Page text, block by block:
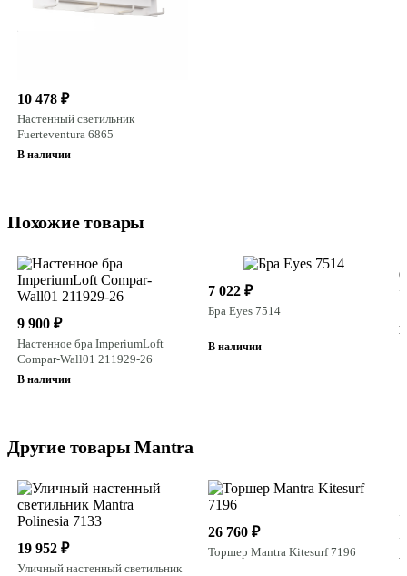
10 478 ₽
Настенный светильник
Fuerteventura 6865
В наличии
Похожие товары
9 900 ₽
Настенное бра ImperiumLoft
Compar-Wall01 211929-26
В наличии
7 022 ₽
Бра Eyes 7514
В наличии
В
Другие товары Mantra
19 952 ₽
Уличный настенный светильник
26 760 ₽
Торшер Mantra Kitesurf 7196 В